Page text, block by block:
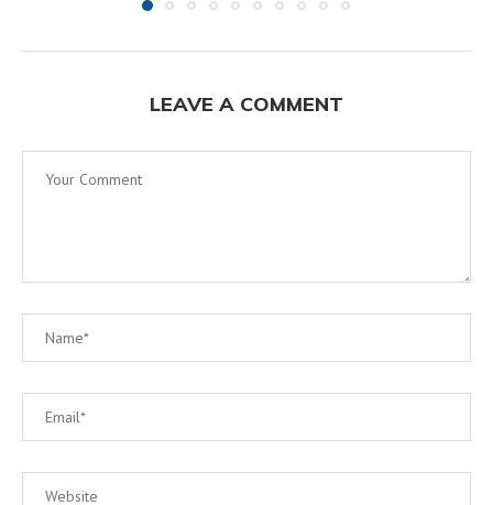
LEAVE A COMMENT